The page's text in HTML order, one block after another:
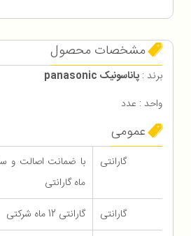
مشخصات محصول
برند : پاناسونیک panasonic
واحد : عدد
عمومی
گارانتی
ماه گارانتی
گارانتی
گارانتی 12 ماه شرکتی